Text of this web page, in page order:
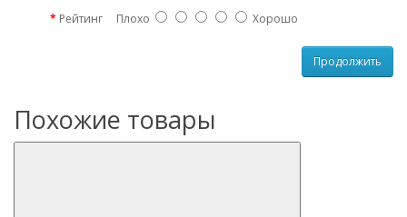
Рейтинг Плохо Хорошо
Продолжить
Похожие товары